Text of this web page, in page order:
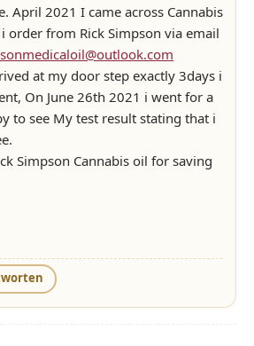
April 2021 I came across Cannabis
order from Rick Simpson via email
at my door step exactly 3days i
On June 26th 2021 i went for a
to see My test result stating that i
Simpson Cannabis oil for saving